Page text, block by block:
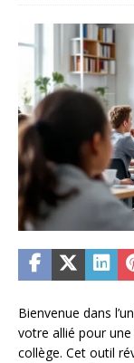
Bienvenue dans
votre allié pour
collège. Cet outil